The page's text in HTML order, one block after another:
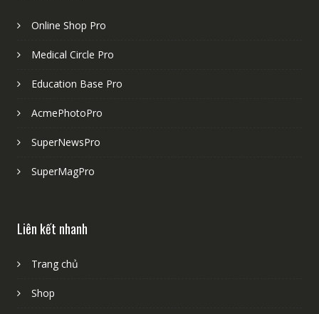
Online Shop Pro
Medical Circle Pro
Education Base Pro
AcmePhotoPro
SuperNewsPro
SuperMagPro
Liên kết nhanh
Trang chủ
Shop